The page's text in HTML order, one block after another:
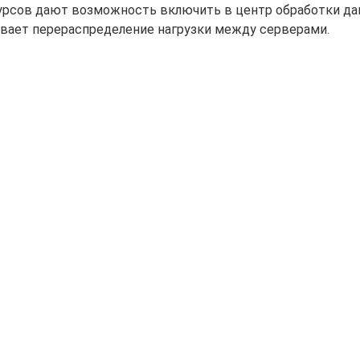
дают возможность включить в центр обработки
перераспределение нагрузки между серверами.